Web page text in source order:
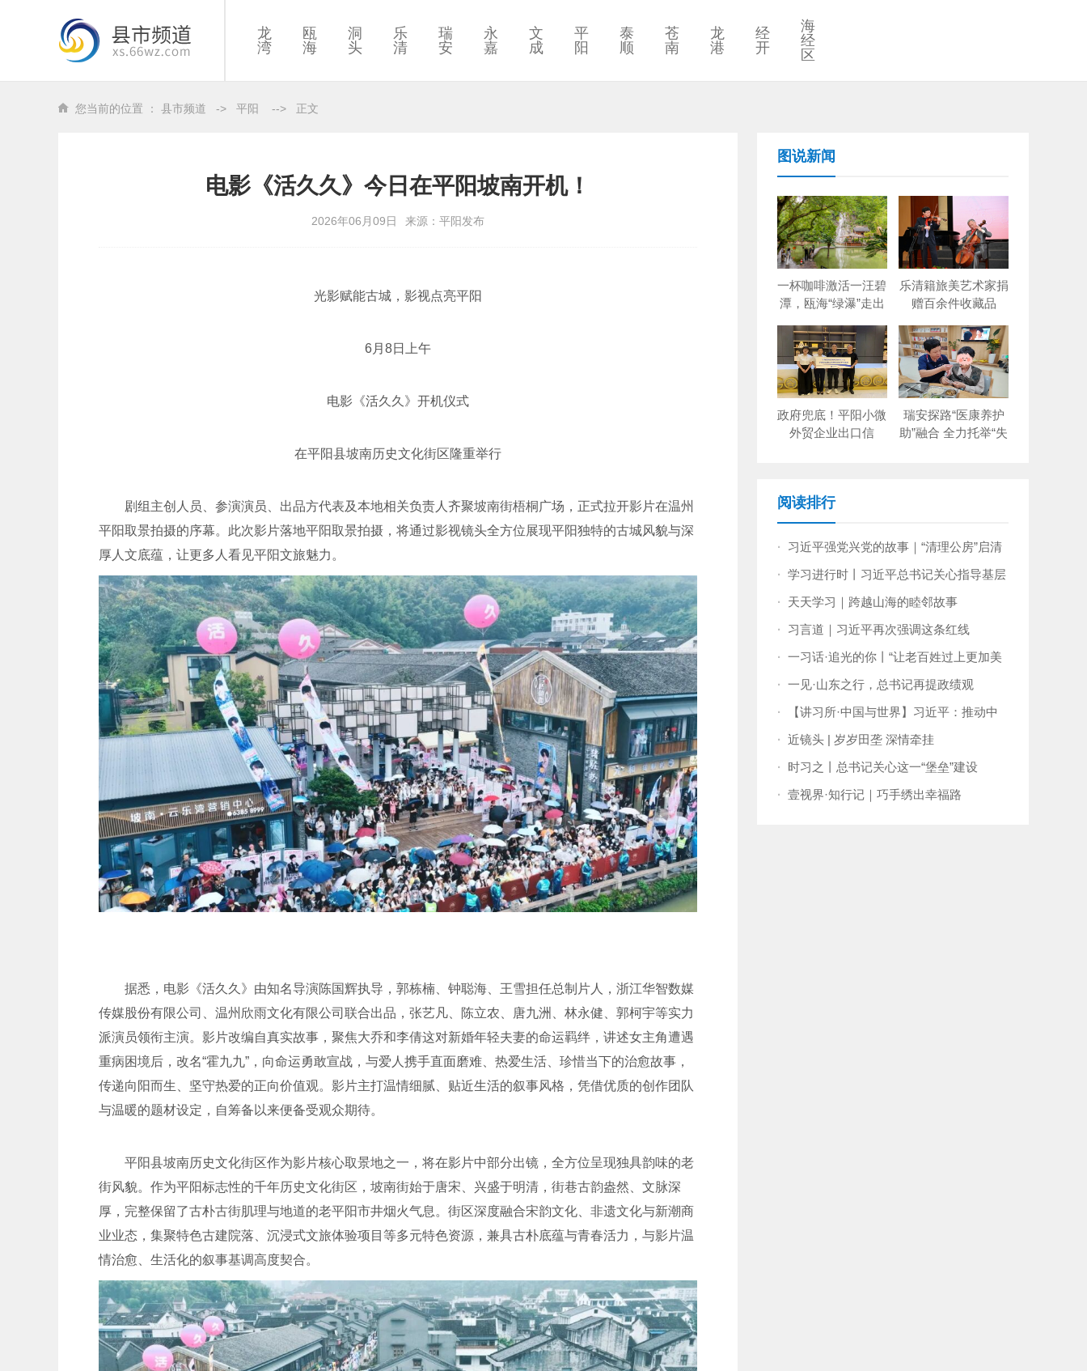
龙
湾
瓯
海
洞
头
乐
清
瑞
安
永
嘉
文
成
平
阳
泰
顺
苍
南
龙
港
经
开
海
经
区
您当前的位置 ： 县市频道 -> 平阳 --> 正文
电影《活久久》今日在平阳坡南开机！
2026年06月09日 来源：平阳发布
光影赋能古城，影视点亮平阳
6月8日上午
电影《活久久》开机仪式
在平阳县坡南历史文化街区隆重举行
剧组主创人员、参演演员、出品方代表及本地相关负责人齐聚坡南街梧桐广场，正式拉开影片在温州
平阳取景拍摄的序幕。此次影片落地平阳取景拍摄，将通过影视镜头全方位展现平阳独特的古城风貌与深
厚人文底蕴，让更多人看见平阳文旅魅力。
据悉，电影《活久久》由知名导演陈国辉执导，郭栋楠、钟聪海、王雪担任总制片人，浙江华智数媒
传媒股份有限公司、温州欣雨文化有限公司联合出品，张艺凡、陈立农、唐九洲、林永健、郭柯宇等实力
派演员领衔主演。影片改编自真实故事，聚焦大乔和李倩这对新婚年轻夫妻的命运羁绊，讲述女主角遭遇
重病困境后，改名“霍九九”，向命运勇敢宣战，与爱人携手直面磨难、热爱生活、珍惜当下的治愈故事，
传递向阳而生、坚守热爱的正向价值观。影片主打温情细腻、贴近生活的叙事风格，凭借优质的创作团队
与温暖的题材设定，自筹备以来便备受观众期待。
平阳县坡南历史文化街区作为影片核心取景地之一，将在影片中部分出镜，全方位呈现独具韵味的老
街风貌。作为平阳标志性的千年历史文化街区，坡南街始于唐宋、兴盛于明清，街巷古韵盎然、文脉深
厚，完整保留了古朴古街肌理与地道的老平阳市井烟火气息。街区深度融合宋韵文化、非遗文化与新潮商
业业态，集聚特色古建院落、沉浸式文旅体验项目等多元特色资源，兼具古朴底蕴与青春活力，与影片温
情治愈、生活化的叙事基调高度契合。
图说新闻
一杯咖啡激活一汪碧
潭，瓯海“绿瀑”走出
乐清籍旅美艺术家捐
赠百余件收藏品
政府兜底！平阳小微
外贸企业出口信
瑞安探路“医康养护
助”融合 全力托举“失
阅读排行
·
习近平强党兴党的故事｜“清理公房”启清
风
· 学习进行时丨习近平总书记关心指导基层
党建的故事
·
天天学习｜跨越山海的睦邻故事
·
习言道｜习近平再次强调这条红线
· 一习话·追光的你丨“让老百姓过上更加美
好的生活”
· 一见·山东之行，总书记再提政绩观
·
【讲习所·中国与世界】习近平：推动中
孟两国关系向更高水平发展
· 近镜头 | 岁岁田垄 深情牵挂
·
时习之丨总书记关心这一“堡垒”建设
· 壹视界·知行记｜巧手绣出幸福路